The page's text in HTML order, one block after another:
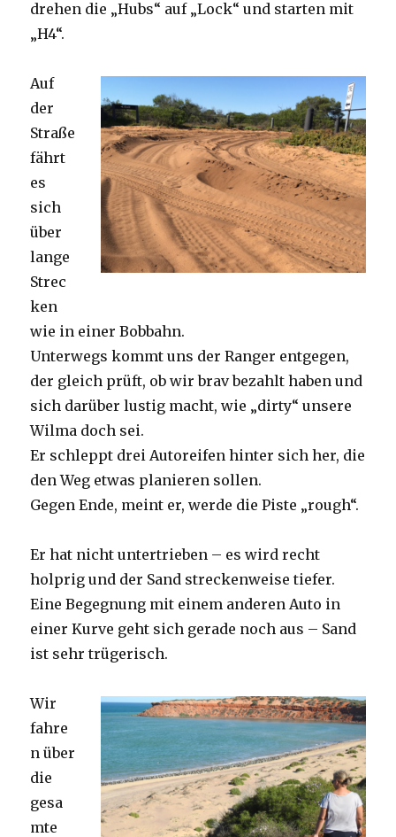
drehen die „Hubs“ auf „Lock“ und starten mit
„H4“.
Auf
der
Straße
fährt
es
sich
über
lange
Strec
ken
wie in einer Bobbahn.
Unterwegs kommt uns der Ranger entgegen,
der gleich prüft, ob wir brav bezahlt haben und
sich darüber lustig macht, wie „dirty“ unsere
Wilma doch sei.
Er schleppt drei Autoreifen hinter sich her, die
den Weg etwas planieren sollen.
Gegen Ende, meint er, werde die Piste „rough“.
Er hat nicht untertrieben – es wird recht
holprig und der Sand streckenweise tiefer.
Eine Begegnung mit einem anderen Auto in
einer Kurve geht sich gerade noch aus – Sand
ist sehr trügerisch.
Wir
fahre
n über
die
gesa
mte